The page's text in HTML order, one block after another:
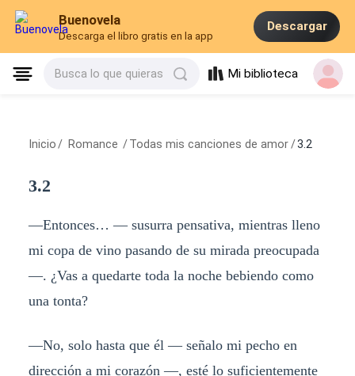
Buenovela
Descarga el libro gratis en la app
Descargar
Busca lo que quieras Mi biblioteca
Inicio / Romance /Todas mis canciones de amor /3.2
3.2
—Entonces… — susurra pensativa, mientras lleno
mi copa de vino pasando de su mirada preocupada
—. ¿Vas a quedarte toda la noche bebiendo como
una tonta?
—No, solo hasta que él — señalo mi pecho en
dirección a mi corazón —, esté lo suficientemente